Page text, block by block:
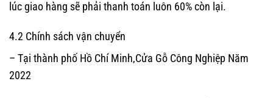
lúc giao hàng sẽ phải thanh toán luôn 60% còn lại.
4.2 Chính sách vận chuyển
– Tại thành phố Hồ Chí Minh,Cửa Gỗ Công Nghiệp Năm
2022